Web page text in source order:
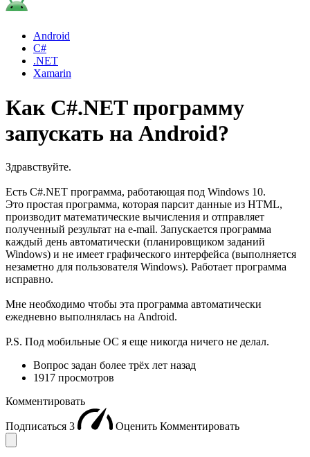
Android
C#
.NET
Xamarin
Как C#.NET программу
запускать на Android?
Здравствуйте.
Есть C#.NET программа, работающая под Windows 10.
Это простая программа, которая парсит данные из HTML,
производит математические вычисления и отправляет
полученный результат на e-mail. Запускается программа
каждый день автоматически (планировщиком заданий
Windows) и не имеет графического интерфейса (выполняется
незаметно для пользователя Windows). Работает программа
исправно.
Мне необходимо чтобы эта программа автоматически
ежедневно выполнялась на Android.
P.S. Под мобильные ОС я еще никогда ничего не делал.
Вопрос задан более трёх лет назад
1917 просмотров
Комментировать
Подписаться 3 Оценить Комментировать